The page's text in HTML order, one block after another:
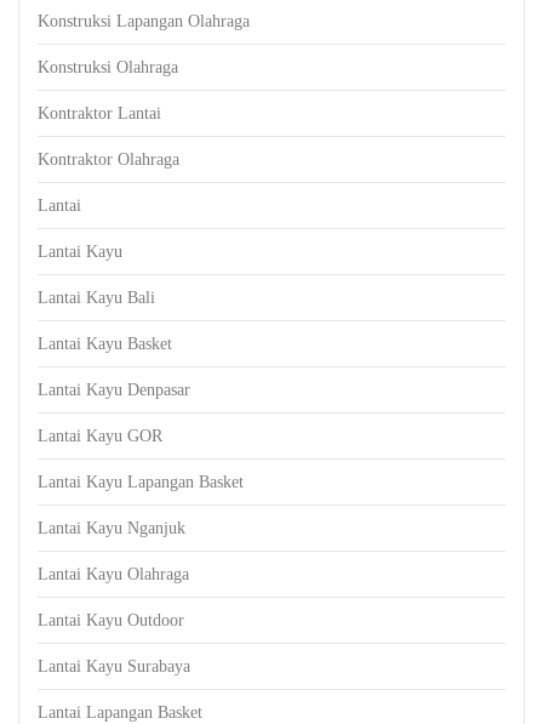
Konstruksi Lapangan Olahraga
Konstruksi Olahraga
Kontraktor Lantai
Kontraktor Olahraga
Lantai
Lantai Kayu
Lantai Kayu Bali
Lantai Kayu Basket
Lantai Kayu Denpasar
Lantai Kayu GOR
Lantai Kayu Lapangan Basket
Lantai Kayu Nganjuk
Lantai Kayu Olahraga
Lantai Kayu Outdoor
Lantai Kayu Surabaya
Lantai Lapangan Basket